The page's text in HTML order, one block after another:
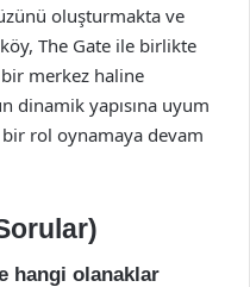
oluşturmakta ve
The Gate ile birlikte
merkez haline
dinamik yapısına uyum
rol oynamaya devam
hangi olanaklar